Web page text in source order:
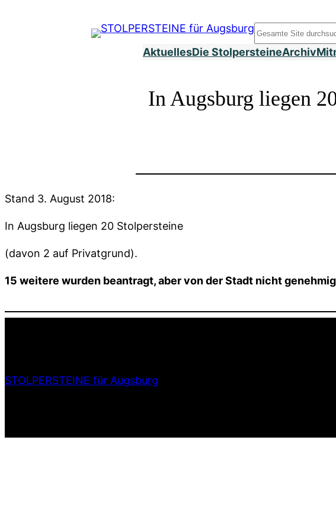
Suchen
AktuellesDie StolpersteineArchiv
In Augsburg liegen
Stand 3. August 2018:
In Augsburg liegen 20 Stolpersteine
(davon 2 auf Privatgrund).
15 weitere wurden beantragt, aber von der Stadt nicht
STOLPERSTEINE für Augsburg